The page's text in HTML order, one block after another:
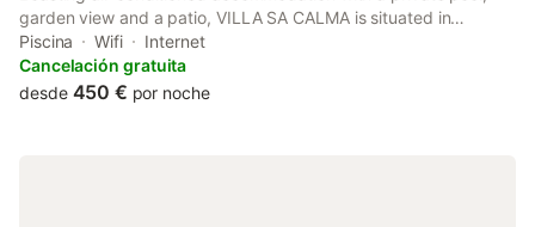
garden view and a patio, VILLA SA CALMA is situated in
Zaragoza. This property offers access to a balcony, table
tennis, free private parking and free WiFi.
Piscina Wifi
Internet
Cancelación gratuita
desde 450 € por noche